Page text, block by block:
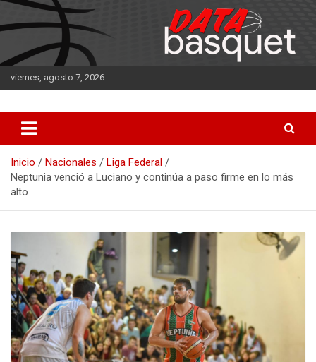
Saltar
al
contenido
viernes, agosto 7, 2026
DATA Basquet
Inicio Nacionales
Liga Federal
Neptunia venció a Luciano y continúa a paso firme en lo más
alto